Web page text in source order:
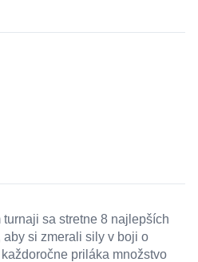
sa stretne 8 najlepších
si zmerali sily v boji o
priláka množstvo